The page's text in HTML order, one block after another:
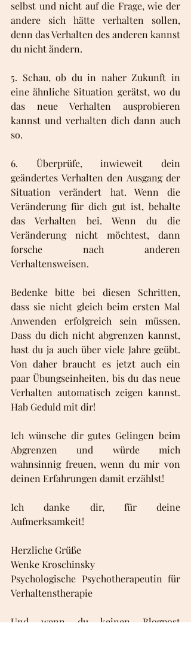
selbst und nicht auf die Frage, wie der
andere sich hätte verhalten sollen,
denn das Verhalten des anderen kannst
du nicht ändern.
5. Schau, ob du in naher Zukunft in
eine ähnliche Situation gerätst, wo du
das neue Verhalten ausprobieren
kannst und verhalten dich dann auch
so.
6. Überprüfe, inwieweit dein
geändertes Verhalten den Ausgang der
Situation verändert hat. Wenn die
Veränderung für dich gut ist, behalte
das Verhalten bei. Wenn du die
Veränderung nicht möchtest, dann
forsche nach anderen
Verhaltensweisen.
Bedenke bitte bei diesen Schritten,
dass sie nicht gleich beim ersten Mal
Anwenden erfolgreich sein müssen.
Dass du dich nicht abgrenzen kannst,
hast du ja auch über viele Jahre geübt.
Von daher braucht es jetzt auch ein
paar Übungseinheiten, bis du das neue
Verhalten automatisch zeigen kannst.
Hab Geduld mit dir!
Ich wünsche dir gutes Gelingen beim
Abgrenzen und würde mich
wahnsinnig freuen, wenn du mir von
deinen Erfahrungen damit erzählst!
Ich danke dir, für deine
Aufmerksamkeit!
Herzliche Grüße
Wenke Kroschinsky
Psychologische Psychotherapeutin für
Verhaltenstherapie
Und wenn du keinen Blogpost